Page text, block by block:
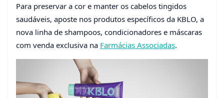
Para preservar a cor e manter os cabelos tingidos
saudáveis, aposte nos produtos específicos da KBLO, a
nova linha de shampoos, condicionadores e máscaras
com venda exclusiva na Farmácias Associadas.